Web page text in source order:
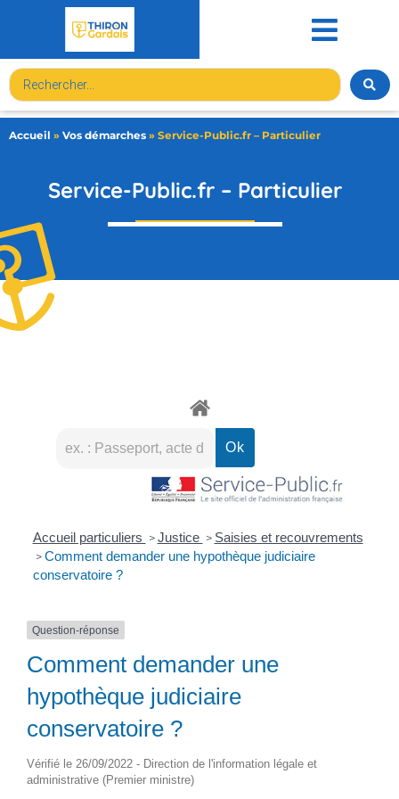
Accueil » Vos démarches » Service-Public.fr – Particulier
Service-Public.fr – Particulier
Accueil particuliers > Justice > Saisies et recouvrements
> Comment demander une hypothèque judiciaire
conservatoire ?
Question-réponse
Comment demander une
hypothèque judiciaire
conservatoire ?
Vérifié le 26/09/2022 - Direction de l'information légale et
administrative (Premier ministre)